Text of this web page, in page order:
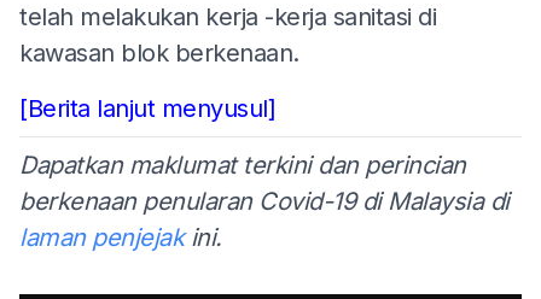
telah melakukan kerja -kerja sanitasi di
kawasan blok berkenaan.
[Berita lanjut menyusul]
Dapatkan maklumat terkini dan perincian
berkenaan penularan Covid-19 di Malaysia di
laman penjejakini.